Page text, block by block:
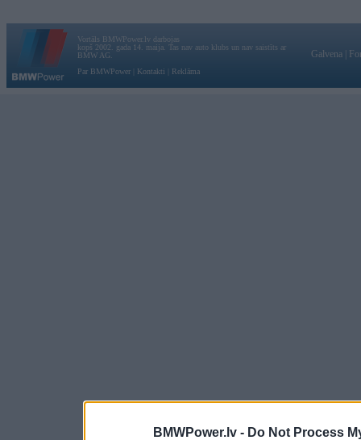
BMWPower.lv - Do Not Process
Vortāls BMWPower.lv darbojas
kopš 2002. gada 14. maija. Tas nav auto klubs un nav saistīts ar
BMW AG.
Par BMWPower
Kontakti Reklāma
Galvena